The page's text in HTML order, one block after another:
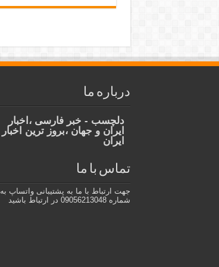
درباره ما
دلچسب - خبر فارسی ،اخبار
ایران و جهان ،بروز ترین اخبار
ایران
تماس با ما
جهت ارتباط با ما به پشتیبانی واتساپ به
شماره 09056213048 در ارتباط باشید